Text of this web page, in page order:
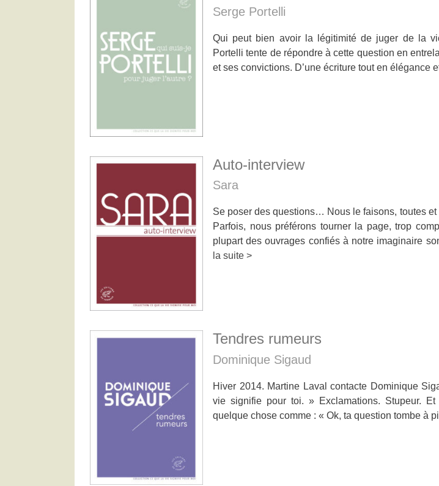
Serge Portelli
Qui peut bien avoir la légitimité de juger de la
Portelli tente de répondre à cette question en
et ses convictions. D’une écriture tout en élégance
Auto-interview
Sara
Se poser des questions… Nous le faisons, toutes
Parfois, nous préférons tourner la page, trop
plupart des ouvrages confiés à notre imaginaire
la suite >
Tendres rumeurs
Dominique Sigaud
Hiver 2014. Martine Laval contacte Dominique
vie signifie pour toi. » Exclamations. Stupeur.
quelque chose comme : « Ok, ta question tombe à